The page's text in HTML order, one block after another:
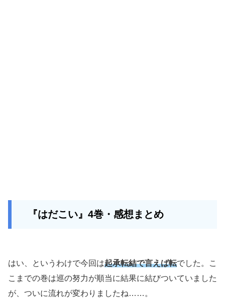
『はだこい』4巻・感想まとめ
はい、というわけで今回は起承転結で言えば転でした。こ
こまでの巻は巡の努力が順当に結果に結びついていました
が、ついに流れが変わりましたね……。